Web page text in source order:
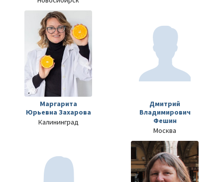
Маргарита
Юрьевна Захарова
Калининград
Дмитрий
Владимирович
Фешин
Москва